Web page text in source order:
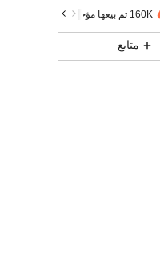
160K تم بيعها مؤخرًا
متابع